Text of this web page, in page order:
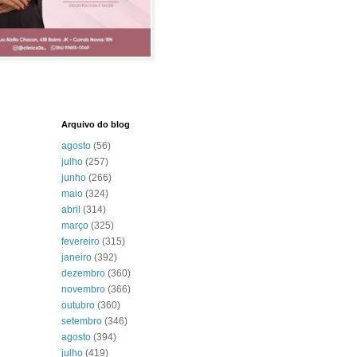
Arquivo do blog
agosto (56)
julho (257)
junho (266)
maio (324)
abril (314)
março (325)
fevereiro (315)
janeiro (392)
dezembro (360)
novembro (366)
outubro (360)
setembro (346)
agosto (394)
julho (419)